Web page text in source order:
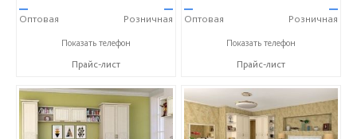
—
Оптовая
—
Розничная
+7 (4722) 40-24-31
Показать телефон
Прайс-лист
—
Оптовая
—
Розничная
+7 (4722) 40-24-31
Показать телефон
Прайс-лист